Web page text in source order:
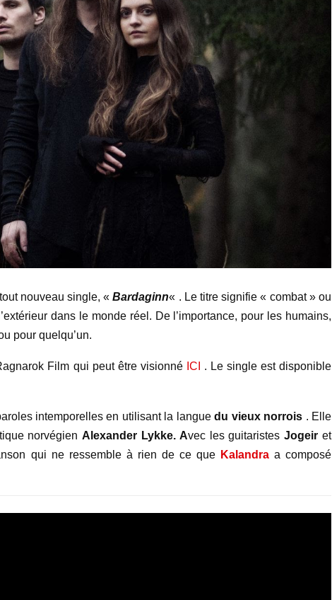
nouveau single, «Bardaginn« . Le titre signifie « combat » ou
dans le monde réel. De l’importance, pour les humains,
pour quelqu’un.
Film qui peut être visionné ICI
. Le single est disponible
intemporelles en utilisant la languedu vieux norrois . Elle
norvégienAlexander Lykke. Avec les guitaristesJogeir et
qui ne ressemble à rien de ce que Kalandraa composé